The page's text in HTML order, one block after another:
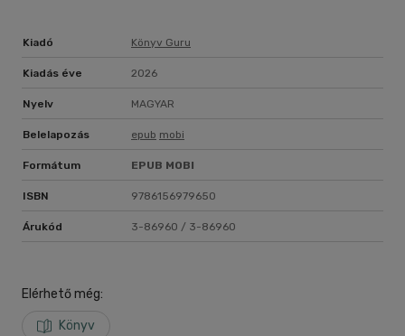
Kiadó Könyv Guru
Kiadás éve 2026
Nyelv MAGYAR
Belelapozás epub mobi
Formátum EPUB MOBI
ISBN 9786156979650
Árukód 3-86960 / 3-86960
Elérhető még:
Könyv